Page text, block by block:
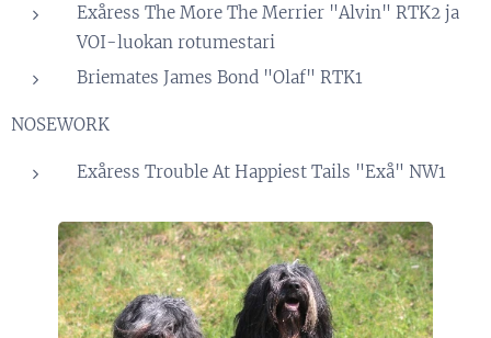
Exåress The More The Merrier "Alvin" RTK2 ja
VOI-luokan rotumestari
Briemates James Bond "Olaf" RTK1
NOSEWORK
Exåress Trouble At Happiest Tails "Exå" NW1